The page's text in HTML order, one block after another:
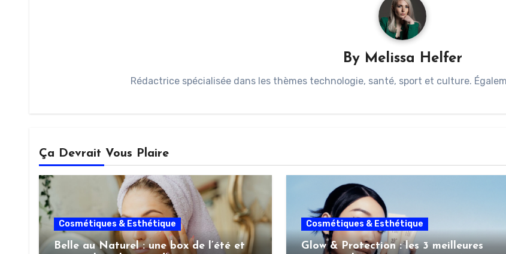
By Melissa Helfer
Rédactrice spécialisée dans les thèmes technologie, santé, sport et culture.
Ça Devrait Vous Plaire
Cosmétiques & Esthétique
Belle au Naturel : une box de l’été et
Cosmétiques & Esthétique
Glow & Protection : les 3 meilleures